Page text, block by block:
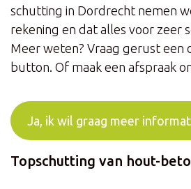
schutting in Dordrecht nemen
rekening en dat alles voor zeer
Meer weten? Vraag gerust een
button. Of maak een afspraak
Ja, ik wil graag meer
Topschutting van hout-